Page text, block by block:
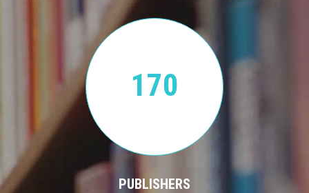
170
PUBLISHERS